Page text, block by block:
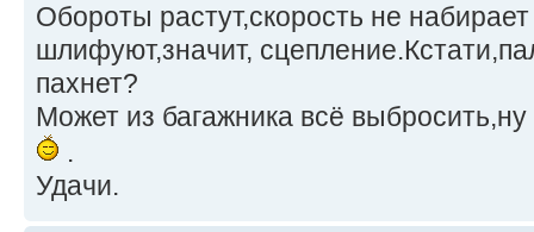
Обороты растут,скорость не
шлифуют,значит,
пахнет?
Может из багажника всё
.
Удачи.